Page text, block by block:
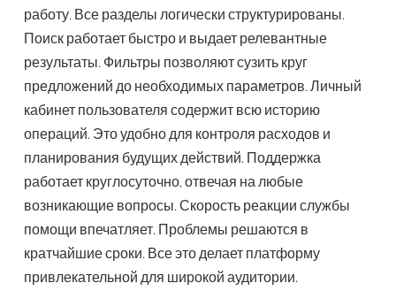
работу. Все разделы логически структурированы.
Поиск работает быстро и выдает релевантные
результаты. Фильтры позволяют сузить круг
предложений до необходимых параметров. Личный
кабинет пользователя содержит всю историю
операций. Это удобно для контроля расходов и
планирования будущих действий. Поддержка
работает круглосуточно, отвечая на любые
возникающие вопросы. Скорость реакции службы
помощи впечатляет. Проблемы решаются в
кратчайшие сроки. Все это делает платформу
привлекательной для широкой аудитории.